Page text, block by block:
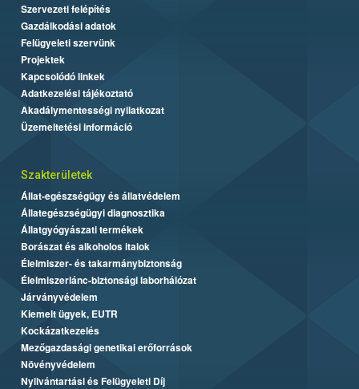
Szervezeti felépítés
Gazdálkodási adatok
Felügyeleti szervünk
Projektek
Kapcsolódó linkek
Adatkezelési tájékoztató
Akadálymentességi nyilatkozat
Üzemeltetési információ
Szakterületek
Állat-egészségügy és állatvédelem
Állategészségügyi diagnosztika
Állatgyógyászati termékek
Borászat és alkoholos italok
Élelmiszer- és takarmánybiztonság
Élelmiszerlánc-biztonsági laborhálózat
Járványvédelem
Kiemelt ügyek, EUTR
Kockázatkezelés
Mezőgazdasági genetikai erőforrások
Növényvédelem
Nyilvántartási és Felügyeleti Díj